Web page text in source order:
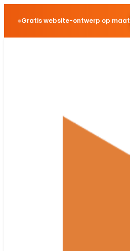
Gratis website-ontwerp op maat